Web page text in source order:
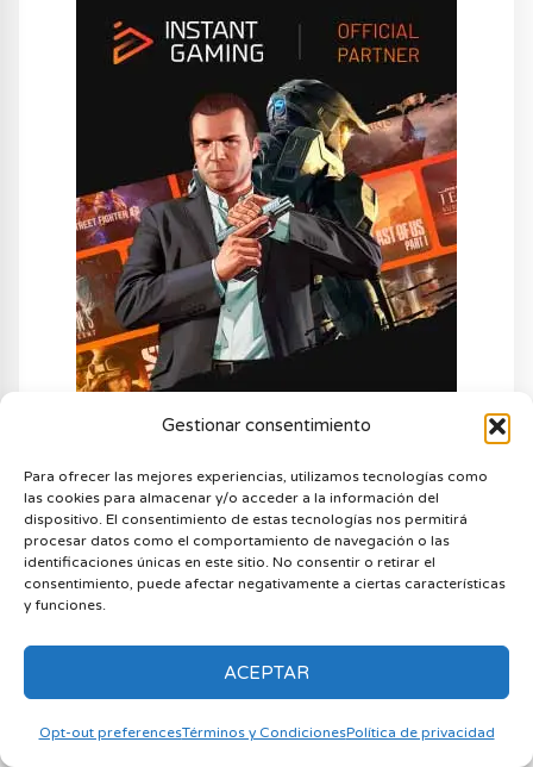
Gestionar consentimiento
Para ofrecer las mejores experiencias, utilizamos tecnologías como
las cookies para almacenar y/o acceder a la información del
dispositivo. El consentimiento de estas tecnologías nos permitirá
procesar datos como el comportamiento de navegación o las
identificaciones únicas en este sitio. No consentir o retirar el
consentimiento, puede afectar negativamente a ciertas características
y funciones.
ACEPTAR
Opt-out preferencesTérminos y CondicionesPolítica de privacidad
LEAVEA COMMENT